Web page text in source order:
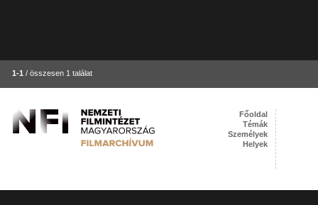
1-1 / összesen 1 találat
Főoldal
Témák
Személyek
Helyek